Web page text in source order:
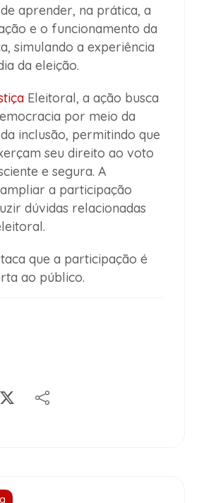
aprender, na prática, a
e o funcionamento da
simulando a experiência
da eleição.
Eleitoral, a ação busca
por meio da
inclusão, permitindo que
seu direito ao voto
e segura. A
a participação
dúvidas relacionadas
que a participação é
ao público.